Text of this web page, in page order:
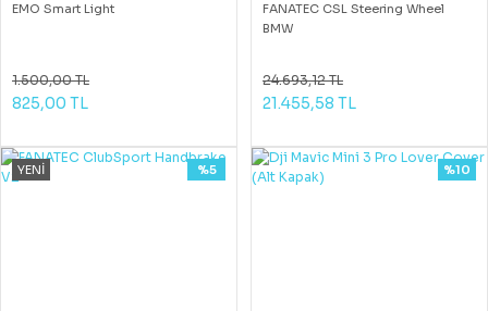
EMO Smart Light
1.500,00 TL
825,00 TL
FANATEC CSL Steering Wheel
BMW
24.693,12 TL
21.455,58 TL
YENİ %5 %10